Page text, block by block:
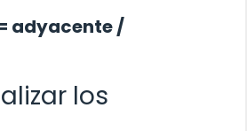
adyacente /
los